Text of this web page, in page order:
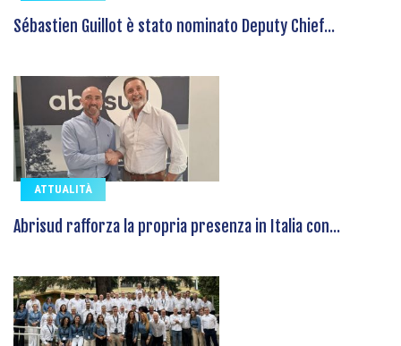
Sébastien Guillot è stato nominato Deputy Chief...
ATTUALITÀ
Abrisud rafforza la propria presenza in Italia con...